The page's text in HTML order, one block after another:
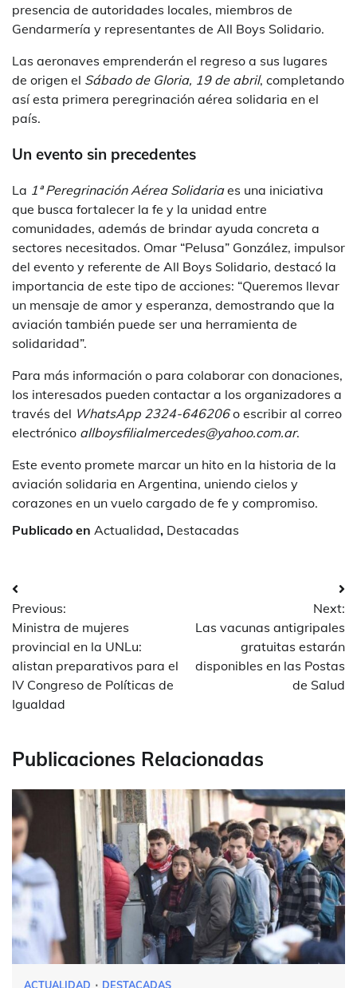
presencia de autoridades locales, miembros de
Gendarmería y representantes de All Boys Solidario.
Las aeronaves emprenderán el regreso a sus lugares
de origen el Sábado de Gloria, 19 de abril, completando
así esta primera peregrinación aérea solidaria en el
país.
Un evento sin precedentes
La 1ª Peregrinación Aérea Solidariaes una iniciativa
que busca fortalecer la fe y la unidad entre
comunidades, además de brindar ayuda concreta a
sectores necesitados. Omar “Pelusa” González, impulsor
del evento y referente de All Boys Solidario, destacó la
importancia de este tipo de acciones: “Queremos llevar
un mensaje de amor y esperanza, demostrando que la
aviación también puede ser una herramienta de
solidaridad”.
Para más información o para colaborar con donaciones,
los interesados pueden contactar a los organizadores a
través del WhatsApp 2324-646206o escribir al correo
electrónico allboysfilialmercedes@yahoo.com.ar.
Este evento promete marcar un hito en la historia de la
aviación solidaria en Argentina, uniendo cielos y
corazones en un vuelo cargado de fe y compromiso.
Publicado en Actualidad, Destacadas
Navegación
de
entradas
Previous:
Ministra de mujeres
provincial en la UNLu:
alistan preparativos para el
IV Congreso de Políticas de
Igualdad
Next:
Las vacunas antigripales
gratuitas estarán
disponibles en las Postas
de Salud
Publicaciones Relacionadas
ACTUALIDAD DESTACADAS